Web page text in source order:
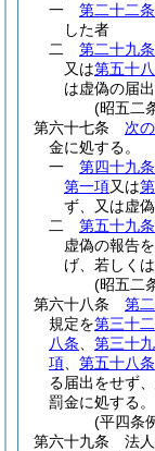
一
第二十二
した者
二
第二十九
又は第五十
は虚偽の届
(昭五二
第六十七条
次
金に処する。
一
第四十九
第一項又は
ず、又は虚
二
第五十九
虚偽の報告
げ、若しく
(昭五二
第六十八条
第
規定を第三十
八条
第三十
項
第五十八
る届出をせず
罰金に処する。
(平四条
第六十九条
法